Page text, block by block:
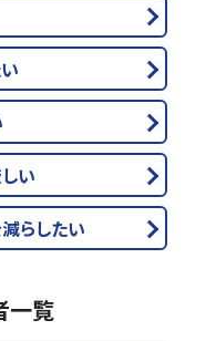
い
らしたい
一覧